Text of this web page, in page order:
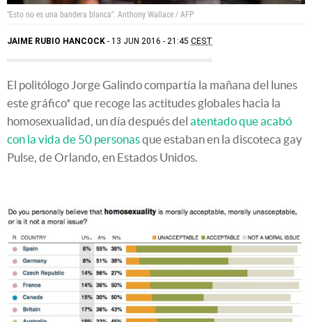
"Esto no es una bandera blanca". Anthony Wallace / AFP
JAIME RUBIO HANCOCK 13 JUN 2016 - 21:45 CEST
El politólogo Jorge Galindo compartía la mañana del lunes
este gráfico* que recoge las actitudes globales hacia la
homosexualidad, un día después del atentado que acabó
con la vida de 50 personasque estaban en la discoteca gay
Pulse, de Orlando, en Estados Unidos.